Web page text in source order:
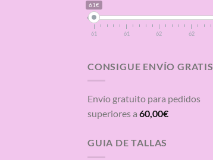
61€
61 61 62 62
CONSIGUE ENVÍO GRATIS
Envío gratuito para pedidos
superiores a 60,00€
GUIA DE TALLAS